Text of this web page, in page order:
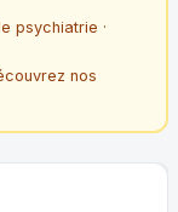
psychiatrie ·
nos